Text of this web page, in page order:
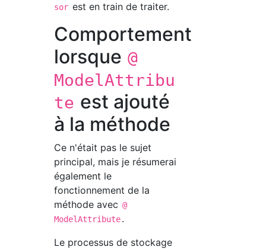
sor est en train de traiter.
Comportement
lorsque @
ModelAttribu
te est ajouté
à la méthode
Ce n'était pas le sujet
principal, mais je résumerai
également le
fonctionnement de la
méthode avec @
ModelAttribute.
Le processus de stockage